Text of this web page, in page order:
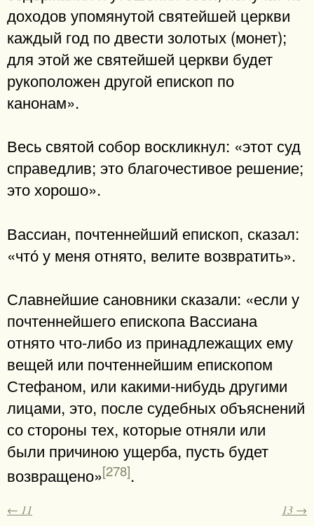
доходов упомянутой святейшей церкви
каждый год по двести золотых (монет);
для этой же святейшей церкви будет
рукоположен другой епископ по
канонам».
Весь святой собор воскликнул: «этот суд
справедлив; это благочестивое решение;
это хорошо».
Вассиан, почтеннейший епископ, сказал:
«что́ у меня отнято, велите возвратить».
Славнейшие сановники сказали: «если у
почтеннейшего епископа Вассиана
отнято что-либо из принадлежащих ему
вещей или почтеннейшим епископом
Стефаном, или какими-нибудь другими
лицами, это, после судебных объяснений
со стороны тех, которые отняли или
были причиною ущерба, пусть будет
возвращено»[278].
← 11 13 →